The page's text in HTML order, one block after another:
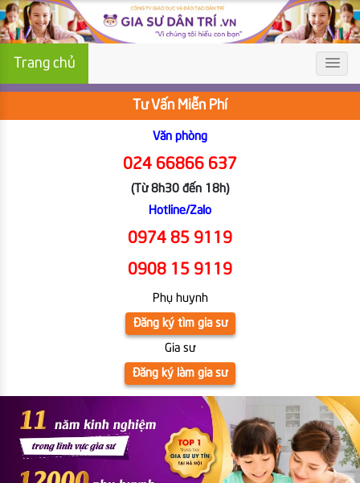
Trang chủ
Tư Vấn Miễn Phí
Văn phòng
024 66866 637
(Từ 8h30 đến 18h)
Hotline/Zalo
0974 85 9119
0908 15 9119
Phụ huynh
Đăng ký tìm gia sư
Gia sư
Đăng ký làm gia sư